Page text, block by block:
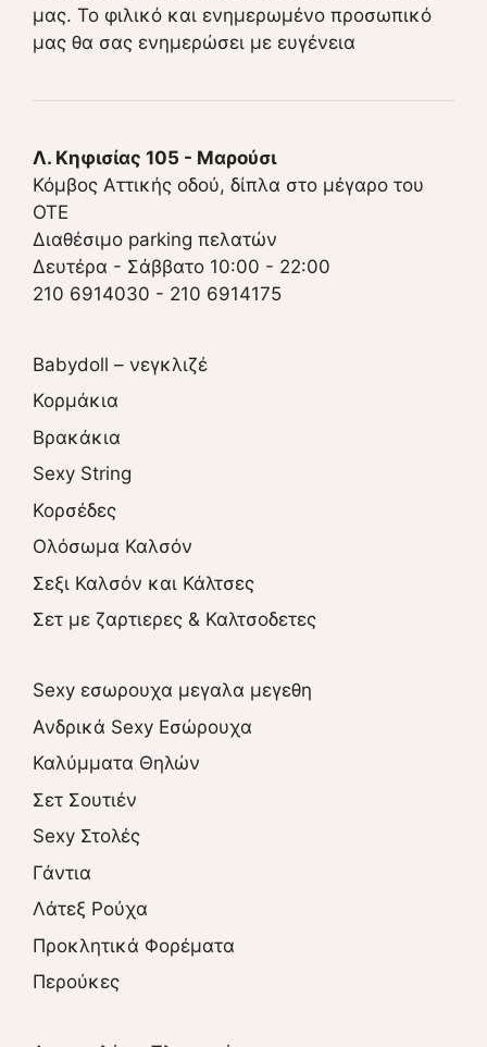
μας. Το φιλικό και ενημερωμένο προσωπικό
μας θα σας ενημερώσει με ευγένεια
Λ. Κηφισίας 105 - Μαρούσι
Κόμβος Αττικής οδού, δίπλα στο μέγαρο του
ΟΤΕ
Διαθέσιμο parking πελατών
Δευτέρα - Σάββατο 10:00 - 22:00
210 6914030 - 210 6914175
Babydoll – νεγκλιζέ
Κορμάκια
Βρακάκια
Sexy String
Κορσέδες
Ολόσωμα Καλσόν
Σεξι Καλσόν και Κάλτσες
Σετ με ζαρτιερες & Καλτσοδετες
Sexy εσωρουχα μεγαλα μεγεθη
Ανδρικά Sexy Εσώρουχα
Καλύμματα Θηλών
Σετ Σουτιέν
Sexy Στολές
Γάντια
Λάτεξ Ρούχα
Προκλητικά Φορέματα
Περούκες